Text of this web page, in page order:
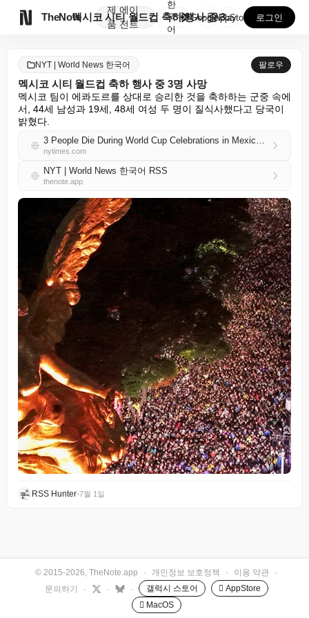
TheNote
제
품
에이
전트
멕시코 시티 월드컵 축하 행사 중 3명 사망
한
국
어
GooglePlay
AppStore 로그인
NYT | World News 한국어 팔로우
멕시코 시티 월드컵 축하 행사 중 3명 사망
멕시코 팀이 에콰도르를 상대로 승리한 것을 축하하는 군중 속에
서, 44세 남성과 19세, 48세 여성 두 명이 질식사했다고 당국이
밝혔다.
3 People Die During World Cup Celebrations in Mexico City
nytimes.com
NYT | World News 한국어 RSS
thenote.app
RSS Hunter•7월 1일
© 2015-2026, TheNote.app · 개인정보 보호정책 · 이용 약관
·
문의하기
· · · 갤럭시 스토어
 AppStore
 MacOS